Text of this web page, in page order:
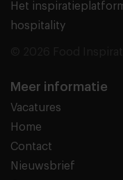
Het
hospitality
Meer informatie
Vacatures
Home
Contact
Nieuwsbrief